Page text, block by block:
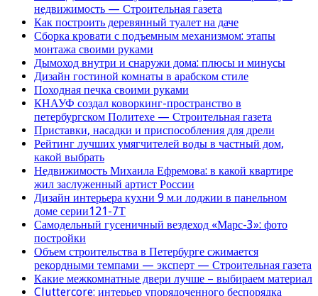
недвижимость — Строительная газета
Как построить деревянный туалет на даче
Сборка кровати с подъемным механизмом: этапы
монтажа своими руками
Дымоход внутри и снаружи дома: плюсы и минусы
Дизайн гостиной комнаты в арабском стиле
Походная печка своими руками
КНАУФ создал коворкинг-пространство в
петербургском Политехе — Строительная газета
Приставки, насадки и приспособления для дрели
Рейтинг лучших умягчителей воды в частный дом,
какой выбрать
Недвижимость Михаила Ефремова: в какой квартире
жил заслуженный артист России
Дизайн интерьера кухни 9 м.и лоджии в панельном
доме серии121-7Т
Самодельный гусеничный вездеход «Марс-3»: фото
постройки
Объем строительства в Петербурге сжимается
рекордными темпами — эксперт — Строительная газета
Какие межкомнатные двери лучше – выбираем материал
Cluttercore: интерьер упорядоченного беспорядка